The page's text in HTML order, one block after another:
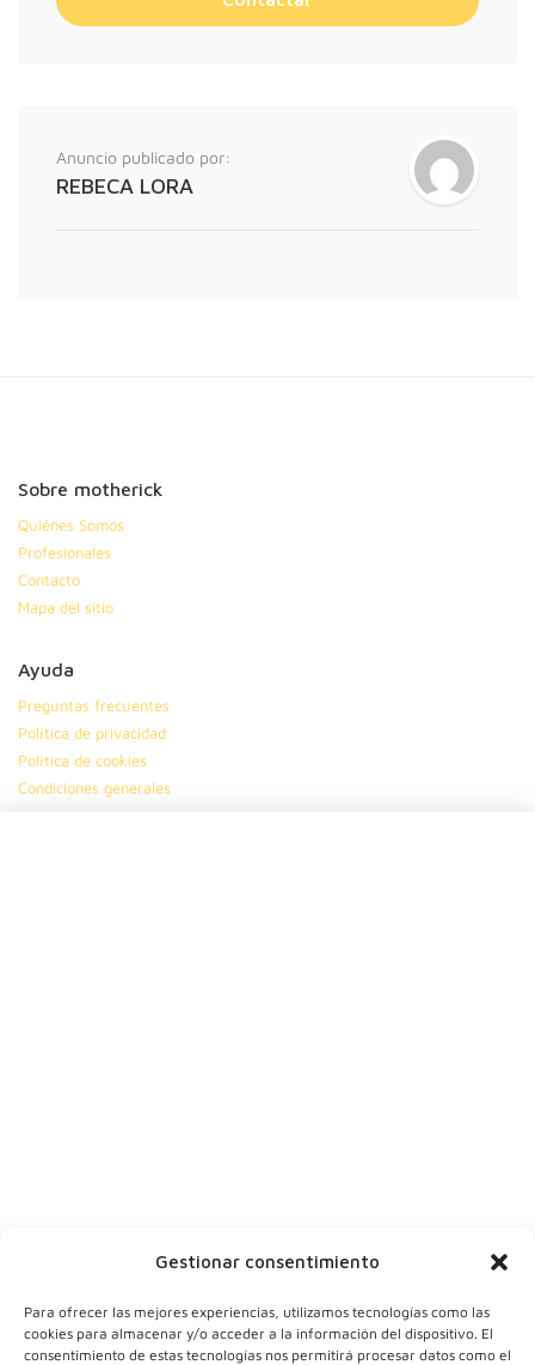
Gestionar consentimiento
Para ofrecer las mejores experiencias, utilizamos tecnologías como las
cookies para almacenar y/o acceder a la información del dispositivo. El
consentimiento de estas tecnologías nos permitirá procesar datos como el
Anuncio publicado por:
REBECA LORA
Sobre motherick
Quiénes Somos
Profesionales
Contacto
Mapa del sitio
Ayuda
Preguntas frecuentes
Política de privacidad
Política de cookies
Condiciones generales